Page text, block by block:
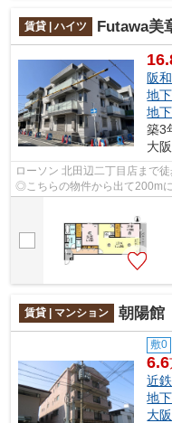
賃貸 | ハイツ Futawa美
阪
地
地
築3
大
ローソン 北田辺二丁目店まで
◎こちらの物件から出て200m
な、魅力的な駅近物件です◎当
賃貸 | マンション 朝陽館
敷0
6.6
近
地
大